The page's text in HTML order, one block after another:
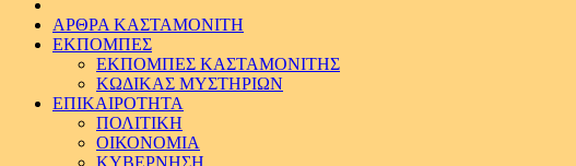
ΑΡΘΡΑ ΚΑΣΤΑΜΟΝΙΤΗ
ΕΚΠΟΜΠΕΣ
ΕΚΠΟΜΠΕΣ ΚΑΣΤΑΜΟΝΙΤΗΣ
ΚΩΔΙΚΑΣ ΜΥΣΤΗΡΙΩΝ
ΕΠΙΚΑΙΡΟΤΗΤΑ
ΠΟΛΙΤΙΚΗ
ΟΙΚΟΝΟΜΙΑ
ΚΥΒΕΡΝΗΣΗ